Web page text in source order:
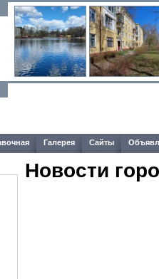
Галерея Сайты
Новости